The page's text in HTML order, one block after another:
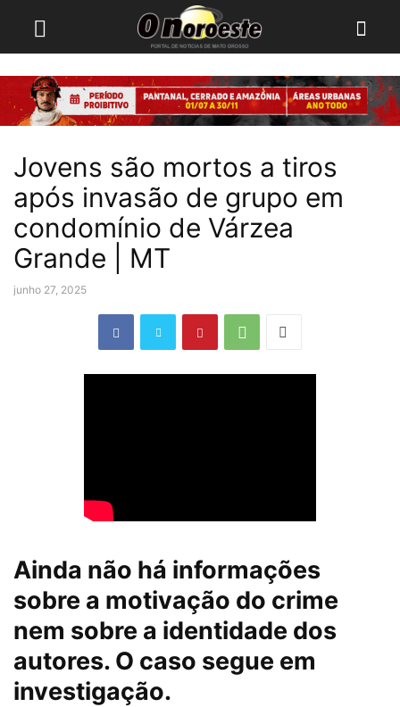
Jovens são mortos a tiros
após invasão de grupo em
condomínio de Várzea
Grande | MT
junho 27, 2025
Ainda não há informações
sobre a motivação do crime
nem sobre a identidade dos
autores. O caso segue em
investigação.